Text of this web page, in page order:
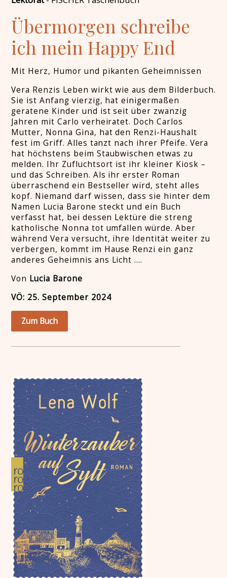
Übermorgen schreibe
ich mein Happy End
Mit Herz, Humor und pikanten Geheimnissen
Vera Renzis Leben wirkt wie aus dem Bilderbuch.
Sie ist Anfang vierzig, hat einigermaßen
geratene Kinder und ist seit über zwanzig
Jahren mit Carlo verheiratet. Doch Carlos
Mutter, Nonna Gina, hat den Renzi-Haushalt
fest im Griff. Alles tanzt nach ihrer Pfeife. Vera
hat höchstens beim Staubwischen etwas zu
melden. Ihr Zufluchtsort ist ihr kleiner Kiosk –
und das Schreiben. Als ihr erster Roman
überraschend ein Bestseller wird, steht alles
kopf. Niemand darf wissen, dass sie hinter dem
Namen Lucia Barone steckt und ein Buch
verfasst hat, bei dessen Lektüre die streng
katholische Nonna tot umfallen würde. Aber
während Vera versucht, ihre Identität weiter zu
verbergen, kommt im Hause Renzi ein ganz
anderes Geheimnis ans Licht ….
Von Lucia Barone
VÖ: 25. September 2024
Zum Buch